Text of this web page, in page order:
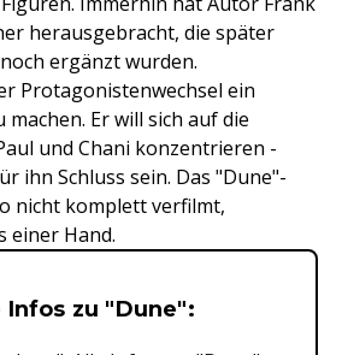
herausgebracht, die später
ergänzt wurden.
Protagonistenwechsel ein
machen. Er will sich auf die
und Chani konzentrieren -
ihn Schluss sein. Das "Dune"-
nicht komplett verfilmt,
einer Hand.
&
zu "Dune":